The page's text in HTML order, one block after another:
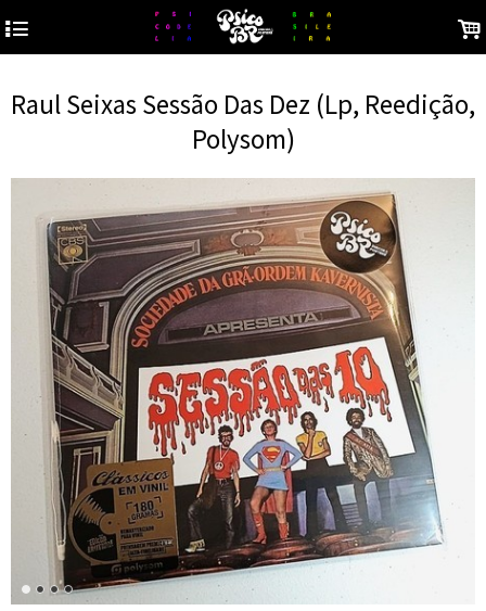
4 .
Raul Seixas Sessão Das Dez (Lp, Reedição,
Polysom)